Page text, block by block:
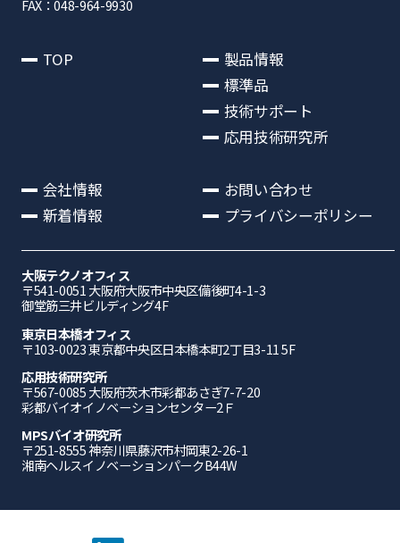
FAX：048-964-9930
TOP
製品情報
標準品
技術サポート
応用技術研究所
会社情報
新着情報
お問い合わせ
プライバシーポリシー
大阪テクノオフィス
〒541-0051 ⼤阪府⼤阪市中央区備後町4-1-3
御堂筋三井ビルディング4F
東京日本橋オフィス
〒103-0023 東京都中央区日本橋本町2丁目3-11 5F
応⽤技術研究所
〒567-0085 ⼤阪府茨⽊市彩都あさぎ7-7-20
彩都バイオイノベーションセンター2Ｆ
MPSバイオ研究所
〒251-8555 神奈川県藤沢市村岡東2-26-1
湘南ヘルスイノベーションパークB44W